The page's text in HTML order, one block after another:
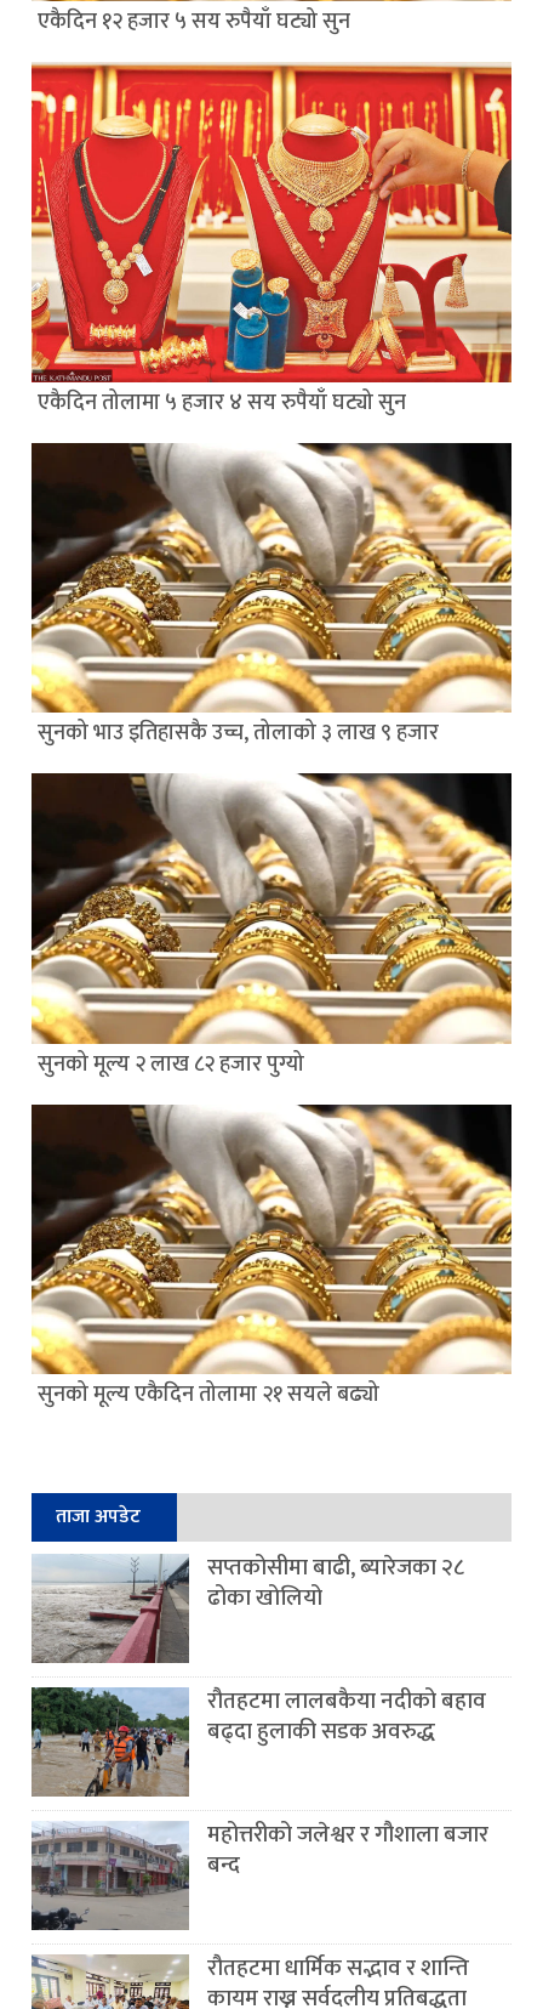
एकैदिन १२ हजार ५ सय रुपैयाँ घट्यो सुन
एकैदिन तोलामा ५ हजार ४ सय रुपैयाँ घट्यो सुन
सुनको भाउ इतिहासकै उच्च, तोलाको ३ लाख ९ हजार
सुनको मूल्य २ लाख ८२ हजार पुग्यो
सुनको मूल्य एकैदिन तोलामा २१ सयले बढ्यो
ताजा अपडेट
सप्तकोसीमा बाढी, ब्यारेजका २८
ढोका खोलियो
रौतहटमा लालबकैया नदीको बहाव
बढ्दा हुलाकी सडक अवरुद्ध
महोत्तरीको जलेश्वर र गौशाला बजार
बन्द
रौतहटमा धार्मिक सद्भाव र शान्ति
कायम राख्न सर्वदलीय प्रतिबद्धता